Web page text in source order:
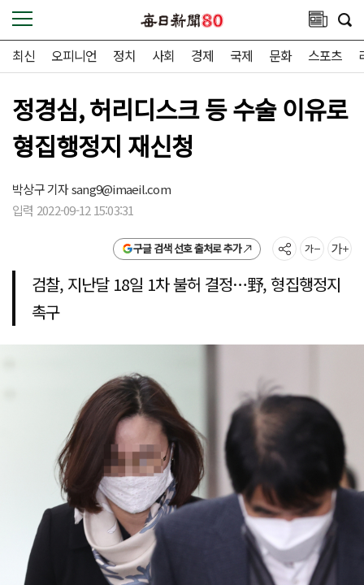
최신 오피니언 정치 사회 경제 국제 문화 스포츠
정경심, 허리디스크 등 수술 이유로
형집행정지 재신청
박상구 기자sang9@imaeil.com
입력 2022-09-12 15:03:31
구글 검색 선호 출처로 추가
검찰, 지난달 18일 1차 불허 결정…野, 형집행정지
촉구